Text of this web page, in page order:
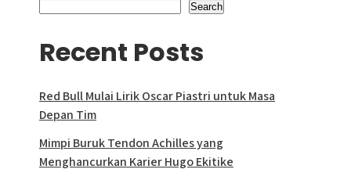
Search
Recent Posts
Red Bull Mulai Lirik Oscar Piastri untuk Masa
Depan Tim
Mimpi Buruk Tendon Achilles yang
Menghancurkan Karier Hugo Ekitike